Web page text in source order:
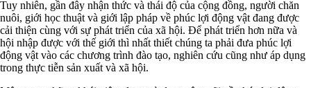
Tuy nhiên, gần đây nhận thức và thái độ của cộng đồng, người chăn
nuôi, giới học thuật và giới lập pháp về phúc lợi động vật đang được
cải thiện cùng với sự phát triển của xã hội. Để phát triển hơn nữa và
hội nhập được với thế giới thì nhất thiết chúng ta phải đưa phúc lợi
động vật vào các chương trình đào tạo, nghiên cứu cũng như áp dụng
trong thực tiễn sản xuất và xã hội.